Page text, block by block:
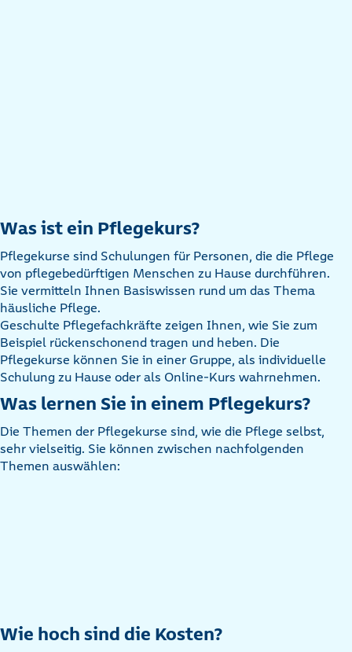
Was ist ein Pflegekurs?
Pflegekurse sind Schulungen für Personen, die die Pflege
von pflegebedürftigen Menschen zu Hause durchführen.
Sie vermitteln Ihnen Basiswissen rund um das Thema
häusliche Pflege.
Geschulte Pflegefachkräfte zeigen Ihnen, wie Sie zum
Beispiel rückenschonend tragen und heben. Die
Pflegekurse können Sie in einer Gruppe, als individuelle
Schulung zu Hause oder als Online-Kurs wahrnehmen.
Was lernen Sie in einem Pflegekurs?
Die Themen der Pflegekurse sind, wie die Pflege selbst,
sehr vielseitig. Sie können zwischen nachfolgenden
Themen auswählen:
Wie hoch sind die Kosten?